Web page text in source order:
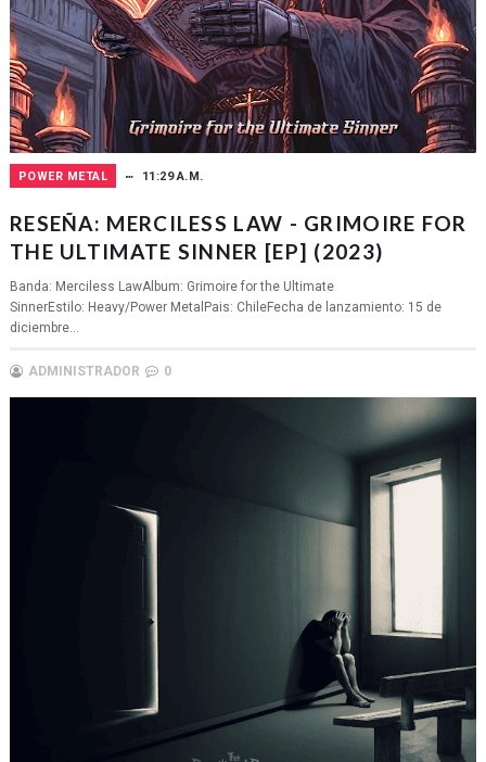
POWER METAL 11:29 A.M.
RESEÑA: MERCILESS LAW - GRIMOIRE FOR
THE ULTIMATE SINNER [EP] (2023)
Banda: Merciless LawAlbum: Grimoire for the Ultimate
SinnerEstilo: Heavy/Power MetalPais: ChileFecha de lanzamiento: 15 de
diciembre...
ADMINISTRADOR 0